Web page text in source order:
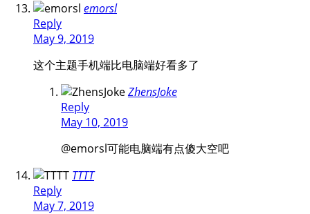
emorsl
Reply
May 9, 2019
这个主题手机端比电脑端好看多了
ZhensJoke
Reply
May 10, 2019
@emorsl可能电脑端有点傻大空吧
TTTT
Reply
May 7, 2019